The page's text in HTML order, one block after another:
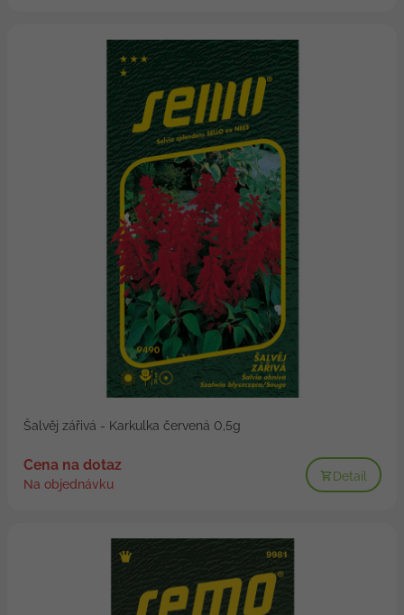
Šalvěj zářivá - Karkulka červená 0,5g
Cena na dotaz
Na objednávku
Detail